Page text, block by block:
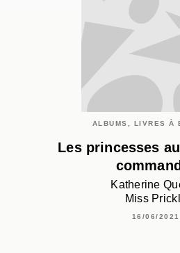
ALBUMS, LIVRES À
Les princesses
Katherine
Miss
16/06/2021